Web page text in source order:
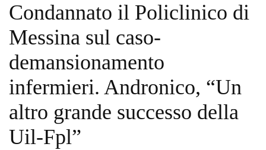
Condannato il Policlinico di
Messina sul caso-
demansionamento
infermieri. Andronico, “Un
altro grande successo della
Uil-Fpl”